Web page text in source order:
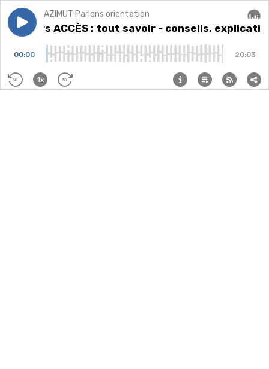
Play episodeConcours ACCÈS : tout savoir - conseils,
AZIMUT Parlons orientation
Concours ACCÈS : tout savoir - conseils,
00:00 20:03
30 1x 30